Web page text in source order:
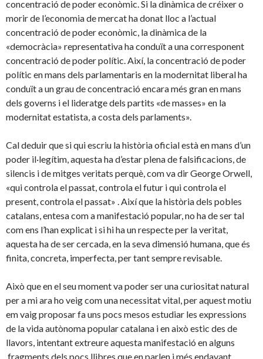
concentració de poder econòmic. Si la dinàmica de créixer o
morir de l’economia de mercat ha donat lloc a l’actual
concentració de poder econòmic, la dinàmica de la
«democràcia» representativa ha conduït a una corresponent
concentració de poder polític. Així, la concentració de poder
polític en mans dels parlamentaris en la modernitat liberal ha
conduït a un grau de concentració encara més gran en mans
dels governs i el lideratge dels partits «de masses» en la
modernitat estatista, a costa dels parlaments».
Cal deduir que si qui escriu la història oficial està en mans d’un
poder il·legítim, aquesta ha d’estar plena de falsificacions, de
silencis i de mitges veritats perquè, com va dir George Orwell,
«qui controla el passat, controla el futur i qui controla el
present, controla el passat» . Així que la història dels pobles
catalans, entesa com a manifestació popular, no ha de ser tal
com ens l’han explicat i si hi ha un respecte per la veritat,
aquesta ha de ser cercada, en la seva dimensió humana, que és
finita, concreta, imperfecta, per tant sempre revisable.
Això que en el seu moment va poder ser una curiositat natural
per a mi ara ho veig com una necessitat vital, per aquest motiu
em vaig proposar fa uns pocs mesos estudiar les expressions
de la vida autònoma popular catalana i en això estic des de
llavors, intentant extreure aquesta manifestació en alguns
fragments dels pocs llibres que en parlen i més endavant